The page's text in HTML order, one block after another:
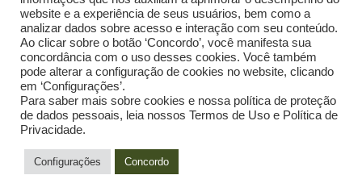
website e a experiência de seus usuários, bem como a
analizar dados sobre acesso e interação com seu conteúdo.
Ao clicar sobre o botão ‘Concordo’, você manifesta sua
concordância com o uso desses cookies. Você também
pode alterar a configuração de cookies no website, clicando
em ‘Configurações’.
Para saber mais sobre cookies e nossa política de proteção
de dados pessoais, leia nossos Termos de Uso e Política de
Privacidade.
Configurações Concordo